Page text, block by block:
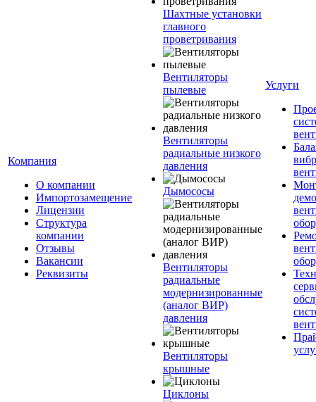
Компания
О компании
Импортозамещение
Лицензии
Структура
компании
Отзывы
Вакансии
Реквизиты
Шахтные установки
главного
проветривания
Вентиляторы
пылевые
Вентиляторы
радиальные низкого
давления
Дымососы
Вентиляторы
радиальные
модернизированные
(аналог ВИР)
давления
Вентиляторы
крышные
Циклоны
Услуги